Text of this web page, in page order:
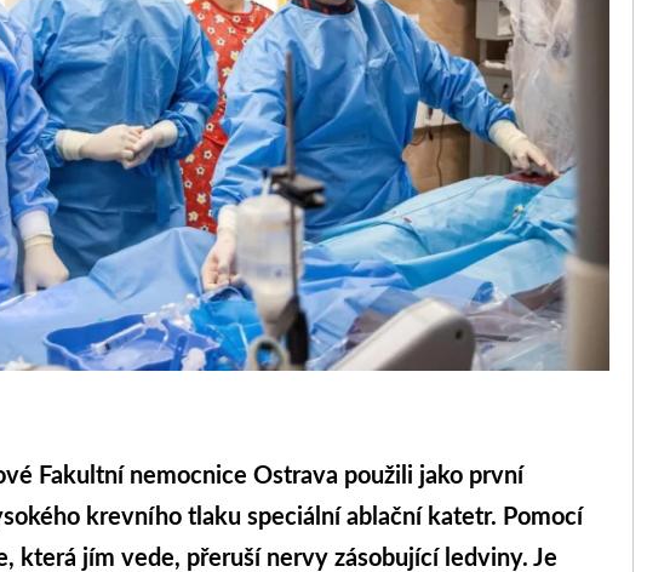
Fakultní nemocnice Ostrava použili jako první
krevního tlaku speciální ablační katetr. Pomocí
která jím vede, přeruší nervy zásobující ledviny. Je